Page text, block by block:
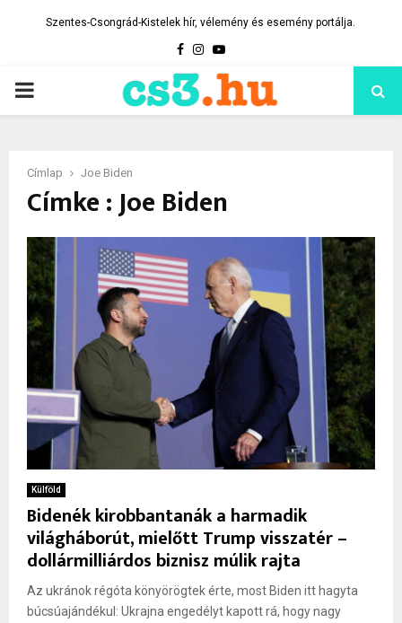
Szentes-Csongrád-Kistelek hír, vélemény és esemény portálja.
Facebook
Instagram
Youtube
PRIMARY
Címlap Joe Biden
Címke : Joe Biden
Külföld
Bidenék kirobbantanák a harmadik
világháborút, mielőtt Trump visszatér –
dollármilliárdos biznisz múlik rajta
Az ukránok régóta könyörögtek érte, most Biden itt hagyta
búcsúajándékul: Ukrajna engedélyt kapott rá, hogy nagy